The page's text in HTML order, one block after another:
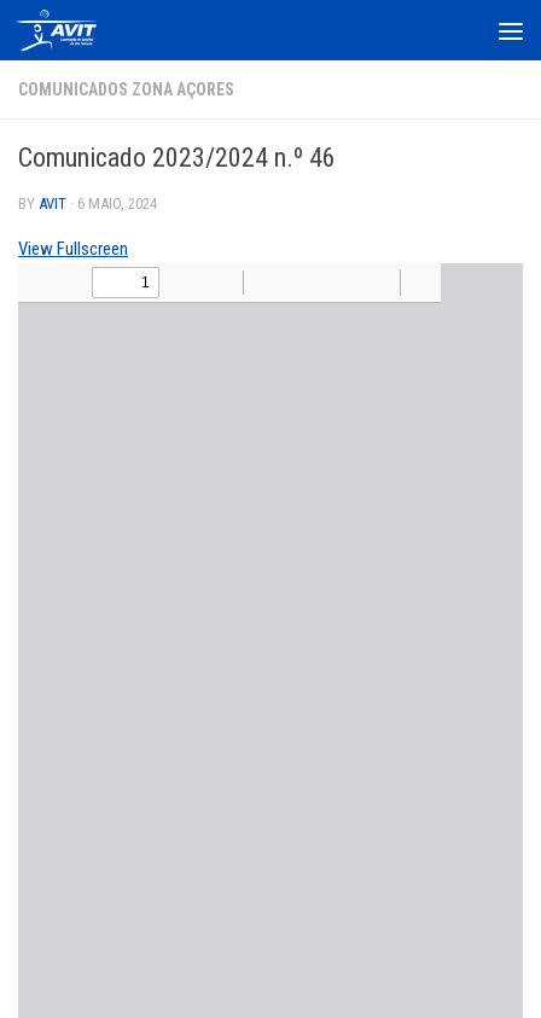
Skip to content
COMUNICADOS ZONA AÇORES
Comunicado 2023/2024 n.º 46
BY AVIT · 6 MAIO, 2024
View Fullscreen